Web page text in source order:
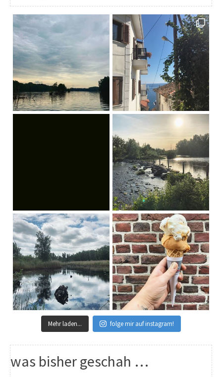
Mehr laden... folge mir auf instagram!
was bisher geschah …